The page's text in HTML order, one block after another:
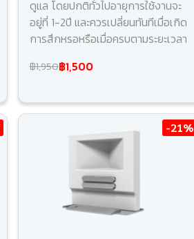
ดูแล โดยปกติทั่วไปอายุการใช้งานจะ
อยู่ที่ 1-2ปี และควรเปลี่ยนทันทีเมื่อเกิด
การสึกหรอหรือเมื่อครบตามระยะเวลา
฿1,950฿1,500
-21%